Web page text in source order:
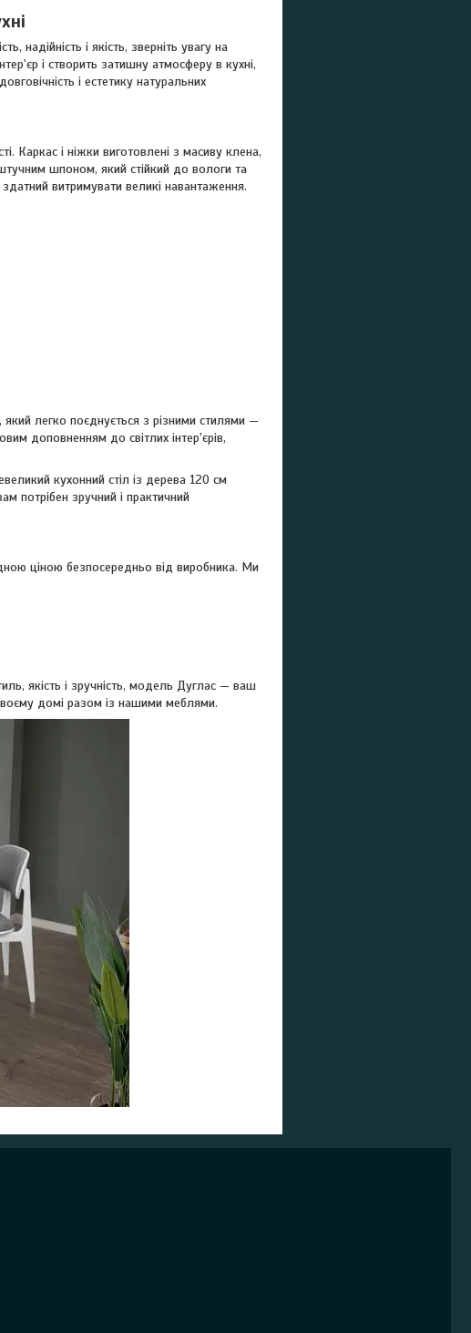
надійність і якість, зверніть увагу на
і створить затишну атмосферу в кухні,
і естетику натуральних
Каркас і ніжки виготовлені з масиву клена,
шпоном, який стійкий до вологи та
витримувати великі навантаження.
легко поєднується з різними стилями —
доповненням до світлих інтер'єрів,
кухонний стіл із дерева 120 см
потрібен зручний і практичний
ціною безпосередньо від виробника. Ми
якість і зручність, модель Дуглас — ваш
домі разом із нашими меблями.